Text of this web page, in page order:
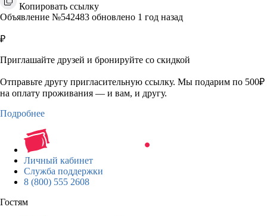
Копировать ссылку
Объявление №542483 обновлено 1 год назад
₽
Приглашайте друзей и бронируйте со скидкой
Отправьте другу пригласительную ссылку. Мы подарим по 500₽
на оплату проживания — и вам, и другу.
Подробнее
Личный кабинет
Служба поддержки
8 (800) 555 2608
Гостям